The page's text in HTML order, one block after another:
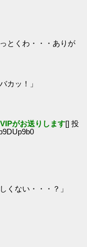
とくわ・・・ありが
カッ！」
がお送りします[] 投
くない・・・？」